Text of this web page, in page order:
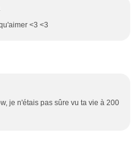
<3 <3
je n'étais pas sûre vu ta vie à 200